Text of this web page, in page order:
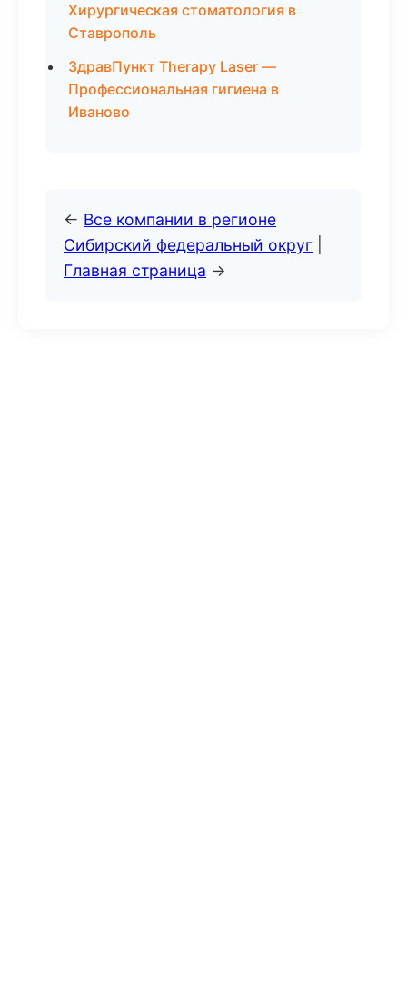
Хирургическая стоматология в
Ставрополь
ЗдравПункт Therapy Laser —
Профессиональная гигиена в
Иваново
← Все компании в регионе
Сибирский федеральный округ
Главная страница →